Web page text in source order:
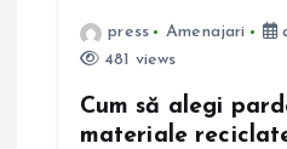
press Amenajari
481 views
Cum să alegi
materiale